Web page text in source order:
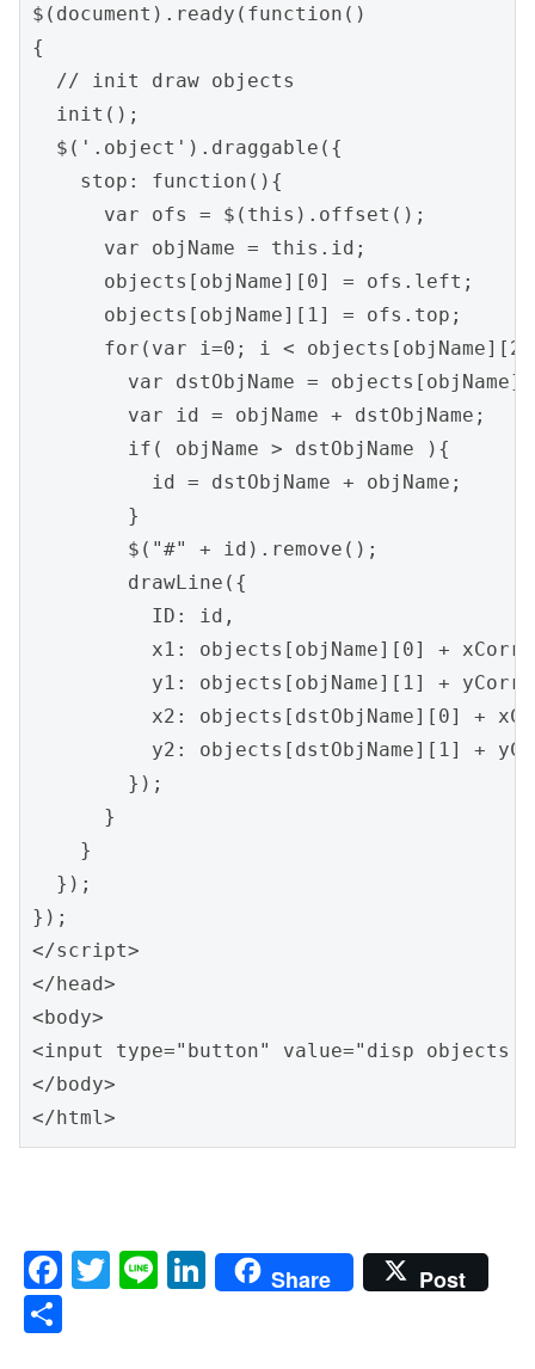
$(document).ready(function()
{
  // init draw objects
  init();
  $('.object').draggable({
    stop: function(){
      var ofs = $(this).offset();
      var objName = this.id;
      objects[objName][0] = ofs.left;
      objects[objName][1] = ofs.top;
for(var i=0; i <
var dstObjName =
        var id = objName + dstObjName;
        if( objName > dstObjName ){
          id = dstObjName + objName;
        }
        $("#" + id).remove();
        drawLine({
          ID: id,
x1: objects[objName][0] +
y1: objects[objName][1] +
x2: objects[dstObjName][0] +
y2: objects[dstObjName][1] +
        });
      }
    }
  });
});
</script>
</head>
<body>
<input type="button" value="disp objects
</body>
F
T
Li Li
n
Share Post